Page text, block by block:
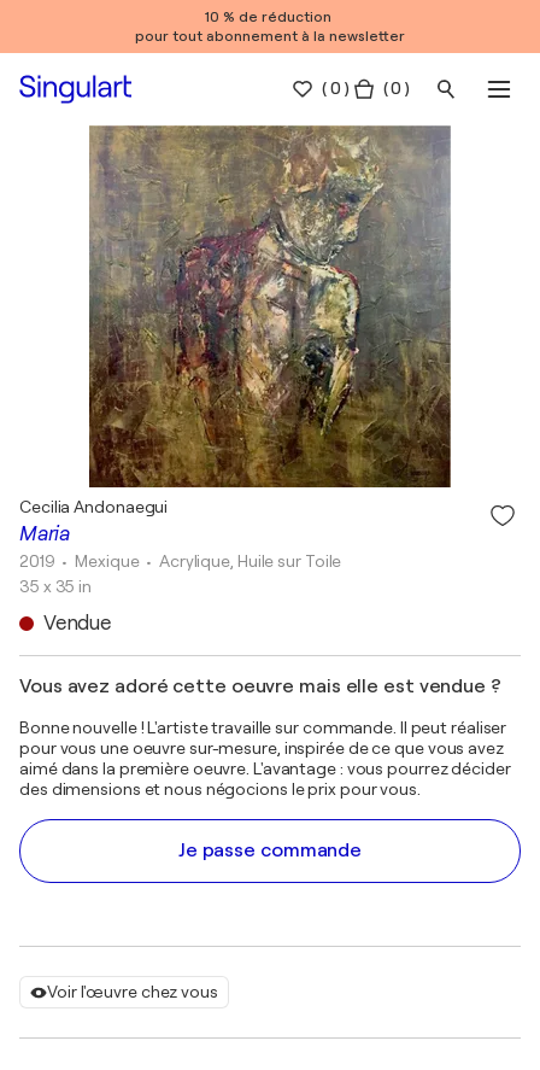
10 % de réduction
pour tout abonnement à la newsletter
(0 ) ( 0 )
Voir l'œuvre chez vous
Maria
Cecilia Andonaegui
2019 • Mexique • Acrylique, Huile sur Toile
35 x 35 in
Vendue
Vous avez adoré cette oeuvre mais elle est vendue ?
Bonne nouvelle ! L'artiste travaille sur commande. Il peut réaliser
pour vous une oeuvre sur-mesure, inspirée de ce que vous avez
aimé dans la première oeuvre. L'avantage : vous pourrez décider
des dimensions et nous négocions le prix pour vous.
Je passe commande